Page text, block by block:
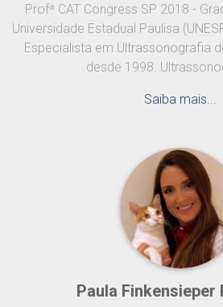
Profª CAT Congress SP 2018 -
Universidade Estadual Paulisa
Especialista em Ultrassonografia
desde 1998.
Saiba mais...
Paula Finkensieper